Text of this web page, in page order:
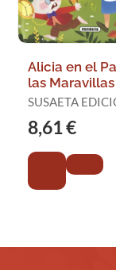
Alicia en el
las
Cuentos
SUSAETA
8,61 €